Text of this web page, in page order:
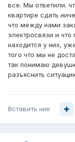
все. Мы ответили.
квартире сдать
что между нами
электросвязи и
находится у них,
того что мы не
так понимаю
разъяснить
Вставить ник